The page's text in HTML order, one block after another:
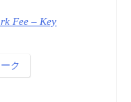
Fee – Key
ク